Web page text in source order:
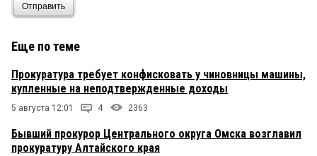
Отправить
Еще по теме
Прокуратура требует конфисковать у чиновницы машины,
купленные на неподтвержденные доходы
5 августа 12:01 4 2363
Бывший прокурор Центрального округа Омска возглавил
прокуратуру Алтайского края